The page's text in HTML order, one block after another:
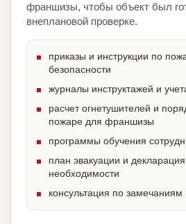
франшизы, чтобы объект был
внеплановой проверке.
приказы и инструкции по
безопасности
журналы инструктажей и
расчет огнетушителей и
пожаре для франшизы
программы обучения
план эвакуации и
необходимости
консультация по замечаниям